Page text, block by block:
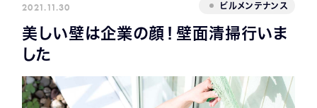
採用情報
CONTACT
2021.11.30 ビルメンテナンス
美しい壁は企業の顔！壁面清掃行いま
した